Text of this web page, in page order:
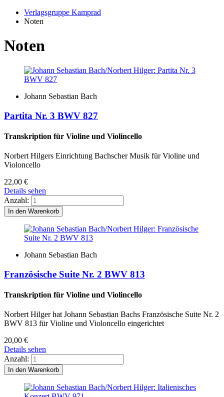
Verlagsgruppe Kamprad
Noten
Noten
Johann Sebastian Bach
Partita Nr. 3 BWV 827
Transkription für Violine und Violincello
Norbert Hilgers Einrichtung Bachscher Musik für Violine und
Violoncello
22,00 €
Details sehen
Anzahl:
Johann Sebastian Bach
Französische Suite Nr. 2 BWV 813
Transkription für Violine und Violincello
Norbert Hilger hat Johann Sebastian Bachs Französische Suite Nr. 2
BWV 813 für Violine und Violoncello eingerichtet
20,00 €
Details sehen
Anzahl: